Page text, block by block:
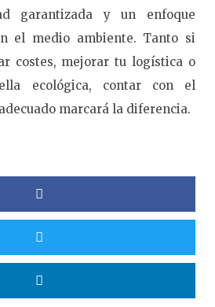
garantizada y un enfoque
el medio ambiente. Tanto si
costes, mejorar tu logística o
ecológica, contar con el
marcará la diferencia.